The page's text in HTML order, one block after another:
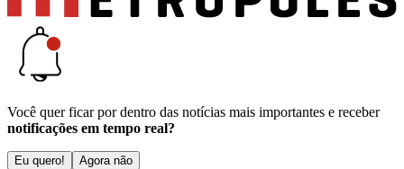
Você quer ficar por dentro das notícias mais importantes e receber
notificações em tempo real?
Eu quero! Agora não